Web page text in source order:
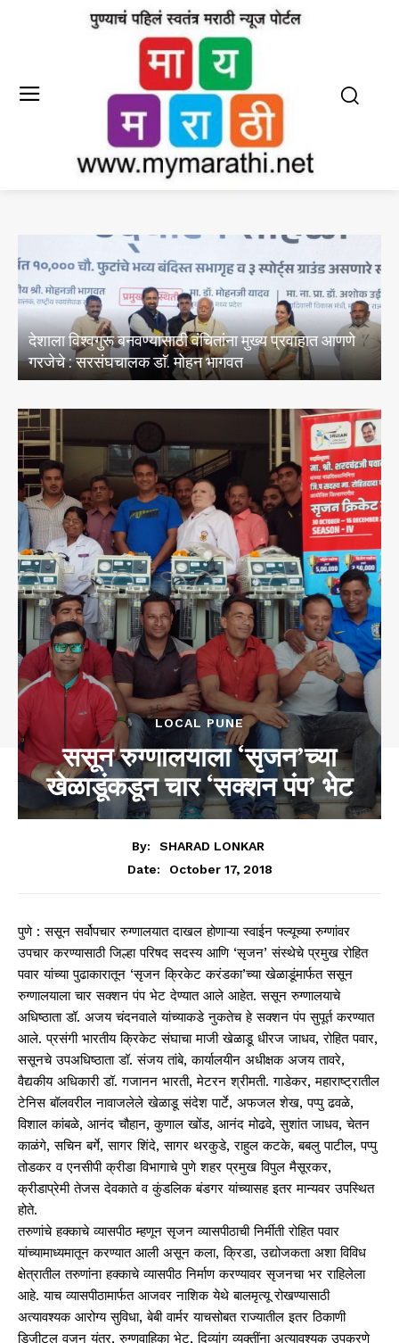
आणणे
E20 पेट्रोल मधील पाण्याचे अभिसरण आणि क्लोराइडचे
अस्तित्वासंबंधी तेल विपणन कंपन्यांनी केल्या चाचण्या
LOCAL PUNE
ससून रुग्णालयाला ‘सृजन’च्या
खेळाडूंकडून चार ‘सक्शन पंप’ भेट
By:
SHARAD LONKAR
Date:
October 17, 2018
पुणे : ससून सर्वोपचार रुग्णालयात दाखल होणाऱ्या स्वाईन फ्ल्यूच्या रुग्णांवर
उपचार करण्यासाठी जिल्हा परिषद सदस्य आणि ‘सृजन’ संस्थेचे प्रमुख रोहित
पवार यांच्या पुढाकारातून ‘सृजन क्रिकेट करंडका’च्या खेळाडूंमार्फत ससून
रुग्णालयाला चार सक्शन पंप भेट देण्यात आले आहेत. ससून रुग्णालयाचे
अधिष्ठाता डॉ. अजय चंदनवाले यांच्याकडे नुकतेच हे सक्शन पंप सुपूर्त करण्यात
आले. प्रसंगी भारतीय क्रिकेट संघाचा माजी खेळाडू धीरज जाधव, रोहित पवार,
ससूनचे उपअधिष्ठाता डॉ. संजय तांबे, कार्यालयीन अधीक्षक अजय तावरे,
वैद्यकीय अधिकारी डॉ. गजानन भारती, मेटरन श्रीमती. गाडेकर, महाराष्ट्रातील
टेनिस बॉलवरील नावाजलेले खेळाडू संदेश पार्टे, अफजल शेख, पप्पु ढवळे,
विशाल कांबळे, आनंद चौहान, कुणाल खोंड, आनंद मोढवे, सुशांत जाधव, चेतन
काळंगे, सचिन बर्गे, सागर शिंदे, सागर थरकुडे, राहुल कटके, बबलु पाटील, पप्पु
तोडकर व एनसीपी क्रीडा विभागाचे पुणे शहर प्रमुख विपुल मैसूरकर,
क्रीडाप्रेमी तेजस देवकाते व कुंडलिक बंडगर यांच्यासह इतर मान्यवर उपस्थित
होते.
तरुणांचे हक्काचे व्यासपीठ म्हणून सृजन व्यासपीठाची निर्मीती रोहित पवार
यांच्यामाध्यमातून करण्यात आली असून कला, क्रिडा, उद्योजकता अशा विविध
क्षेत्रातील तरुणांना हक्काचे व्यासपीठ निर्माण करण्यावर सृजनचा भर राहिलेला
आहे. याच व्यासपीठामार्फत आजवर नाशिक येथे बालमृत्यू रोखण्यासाठी
अत्यावश्यक आरोग्य सुविधा, बेबी वार्मर याचसोबत राज्यातील इतर ठिकाणी
डिजीटल वजन यंत्र, रुग्णवाहिका भेट, दिव्यांग व्यक्तींना अत्यावश्यक उपकरणे